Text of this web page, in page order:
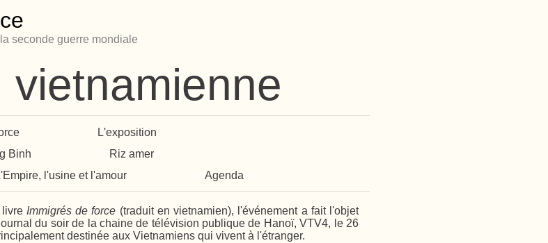
seconde guerre mondiale
vietnamienne
L'exposition
Binh
Riz amer
l'usine et l'amour Agenda
Immigrés de force (traduit en vietnamien), l'événement a fait l'objet
du soir de la chaine de télévision publique de Hanoï, VTV4, le 26
destinée aux Vietnamiens qui vivent à l'étranger.